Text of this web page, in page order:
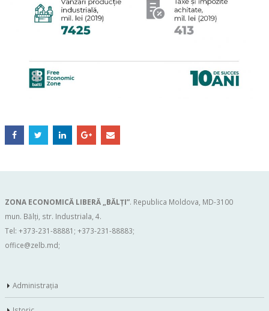
ZONA ECONOMICĂ LIBERĂ „BĂLŢI”. Republica Moldova, MD-3100
mun. Bălți, str. Industriala, 4.
Tel: +373-231-88881; +373-231-88883;
office@zelb.md;
Administraţia